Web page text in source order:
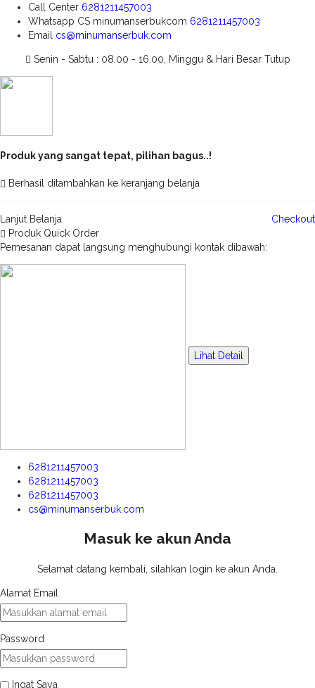
Call Center 6281211457003
Whatsapp CS minumanserbukcom 6281211457003
Email cs@minumanserbuk.com
Senin - Sabtu : 08.00 - 16.00, Minggu & Hari Besar Tutup
Produk yang sangat tepat, pilihan bagus..!
Berhasil ditambahkan ke keranjang belanja
Lanjut Belanja
Checkout
Produk Quick Order
Pemesanan dapat langsung menghubungi kontak dibawah:
Lihat Detail
6281211457003
6281211457003
6281211457003
cs@minumanserbuk.com
Masuk ke akun Anda
Selamat datang kembali, silahkan login ke akun Anda.
Alamat Email
Password
Ingat Saya